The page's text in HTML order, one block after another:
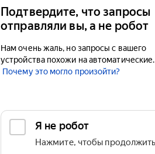
Подтвердите, что запросы
отправляли вы, а не робот
Нам очень жаль, но запросы с вашего
устройства похожи на автоматические.
Почему это могло произойти?